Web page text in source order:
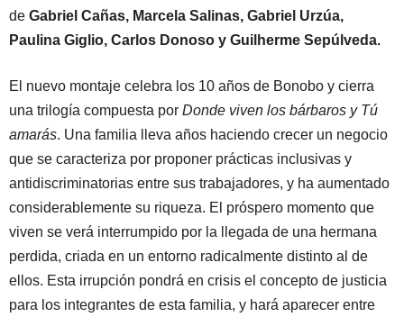
de Gabriel Cañas, Marcela Salinas, Gabriel Urzúa,
Paulina Giglio, Carlos Donoso y Guilherme Sepúlveda.
El nuevo montaje celebra los 10 años de Bonobo y cierra
una trilogía compuesta por Donde viven los bárbaros y Tú
amarás. Una familia lleva años haciendo crecer un negocio
que se caracteriza por proponer prácticas inclusivas y
antidiscriminatorias entre sus trabajadores, y ha aumentado
considerablemente su riqueza. El próspero momento que
viven se verá interrumpido por la llegada de una hermana
perdida, criada en un entorno radicalmente distinto al de
ellos. Esta irrupción pondrá en crisis el concepto de justicia
para los integrantes de esta familia, y hará aparecer entre